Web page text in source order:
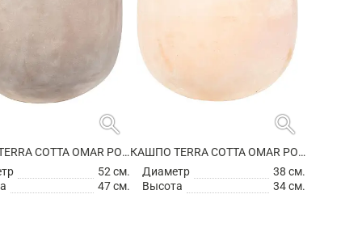
search
КАШПО TERRA COTTA OMAR POT CHOCO
52 см.
47 см.
search
КАШПО TERRA COTTA OMAR POT TERRA
Диаметр
38 см.
Высота
34 см.